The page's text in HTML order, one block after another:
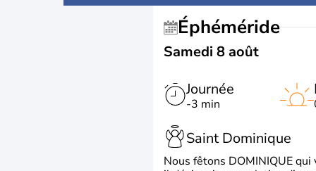
Éphéméride
Samedi 8 août
Journée
-3 min
Saint Dominique
Nous fêtons DOMINIQUE